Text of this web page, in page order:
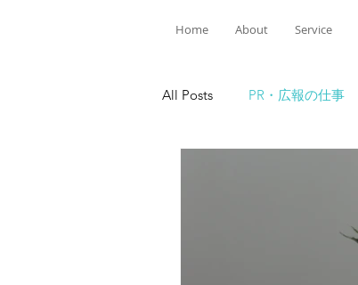
Home About Service
All Posts PR・広報の仕事